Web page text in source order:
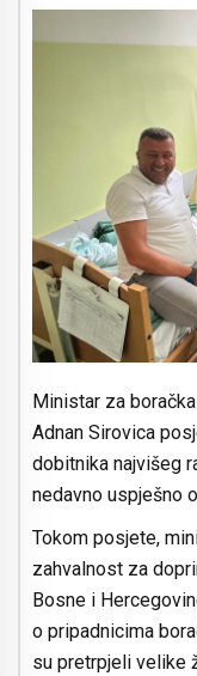
Ministar za
Adnan Sirovica
dobitnika najvišeg
nedavno uspješno
Tokom posjete,
zahvalnost za
Bosne i
o pripadnicima
su pretrpjeli velike